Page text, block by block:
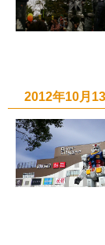
2012年10月